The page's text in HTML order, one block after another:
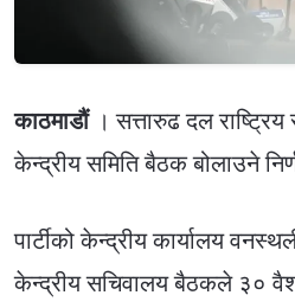
काठमाडौं। सत्तारुढ दल राष्ट्रिय
केन्द्रीय समिति बैठक बोलाउने
पार्टीको केन्द्रीय कार्यालय
केन्द्रीय सचिवालय बैठकले ३०